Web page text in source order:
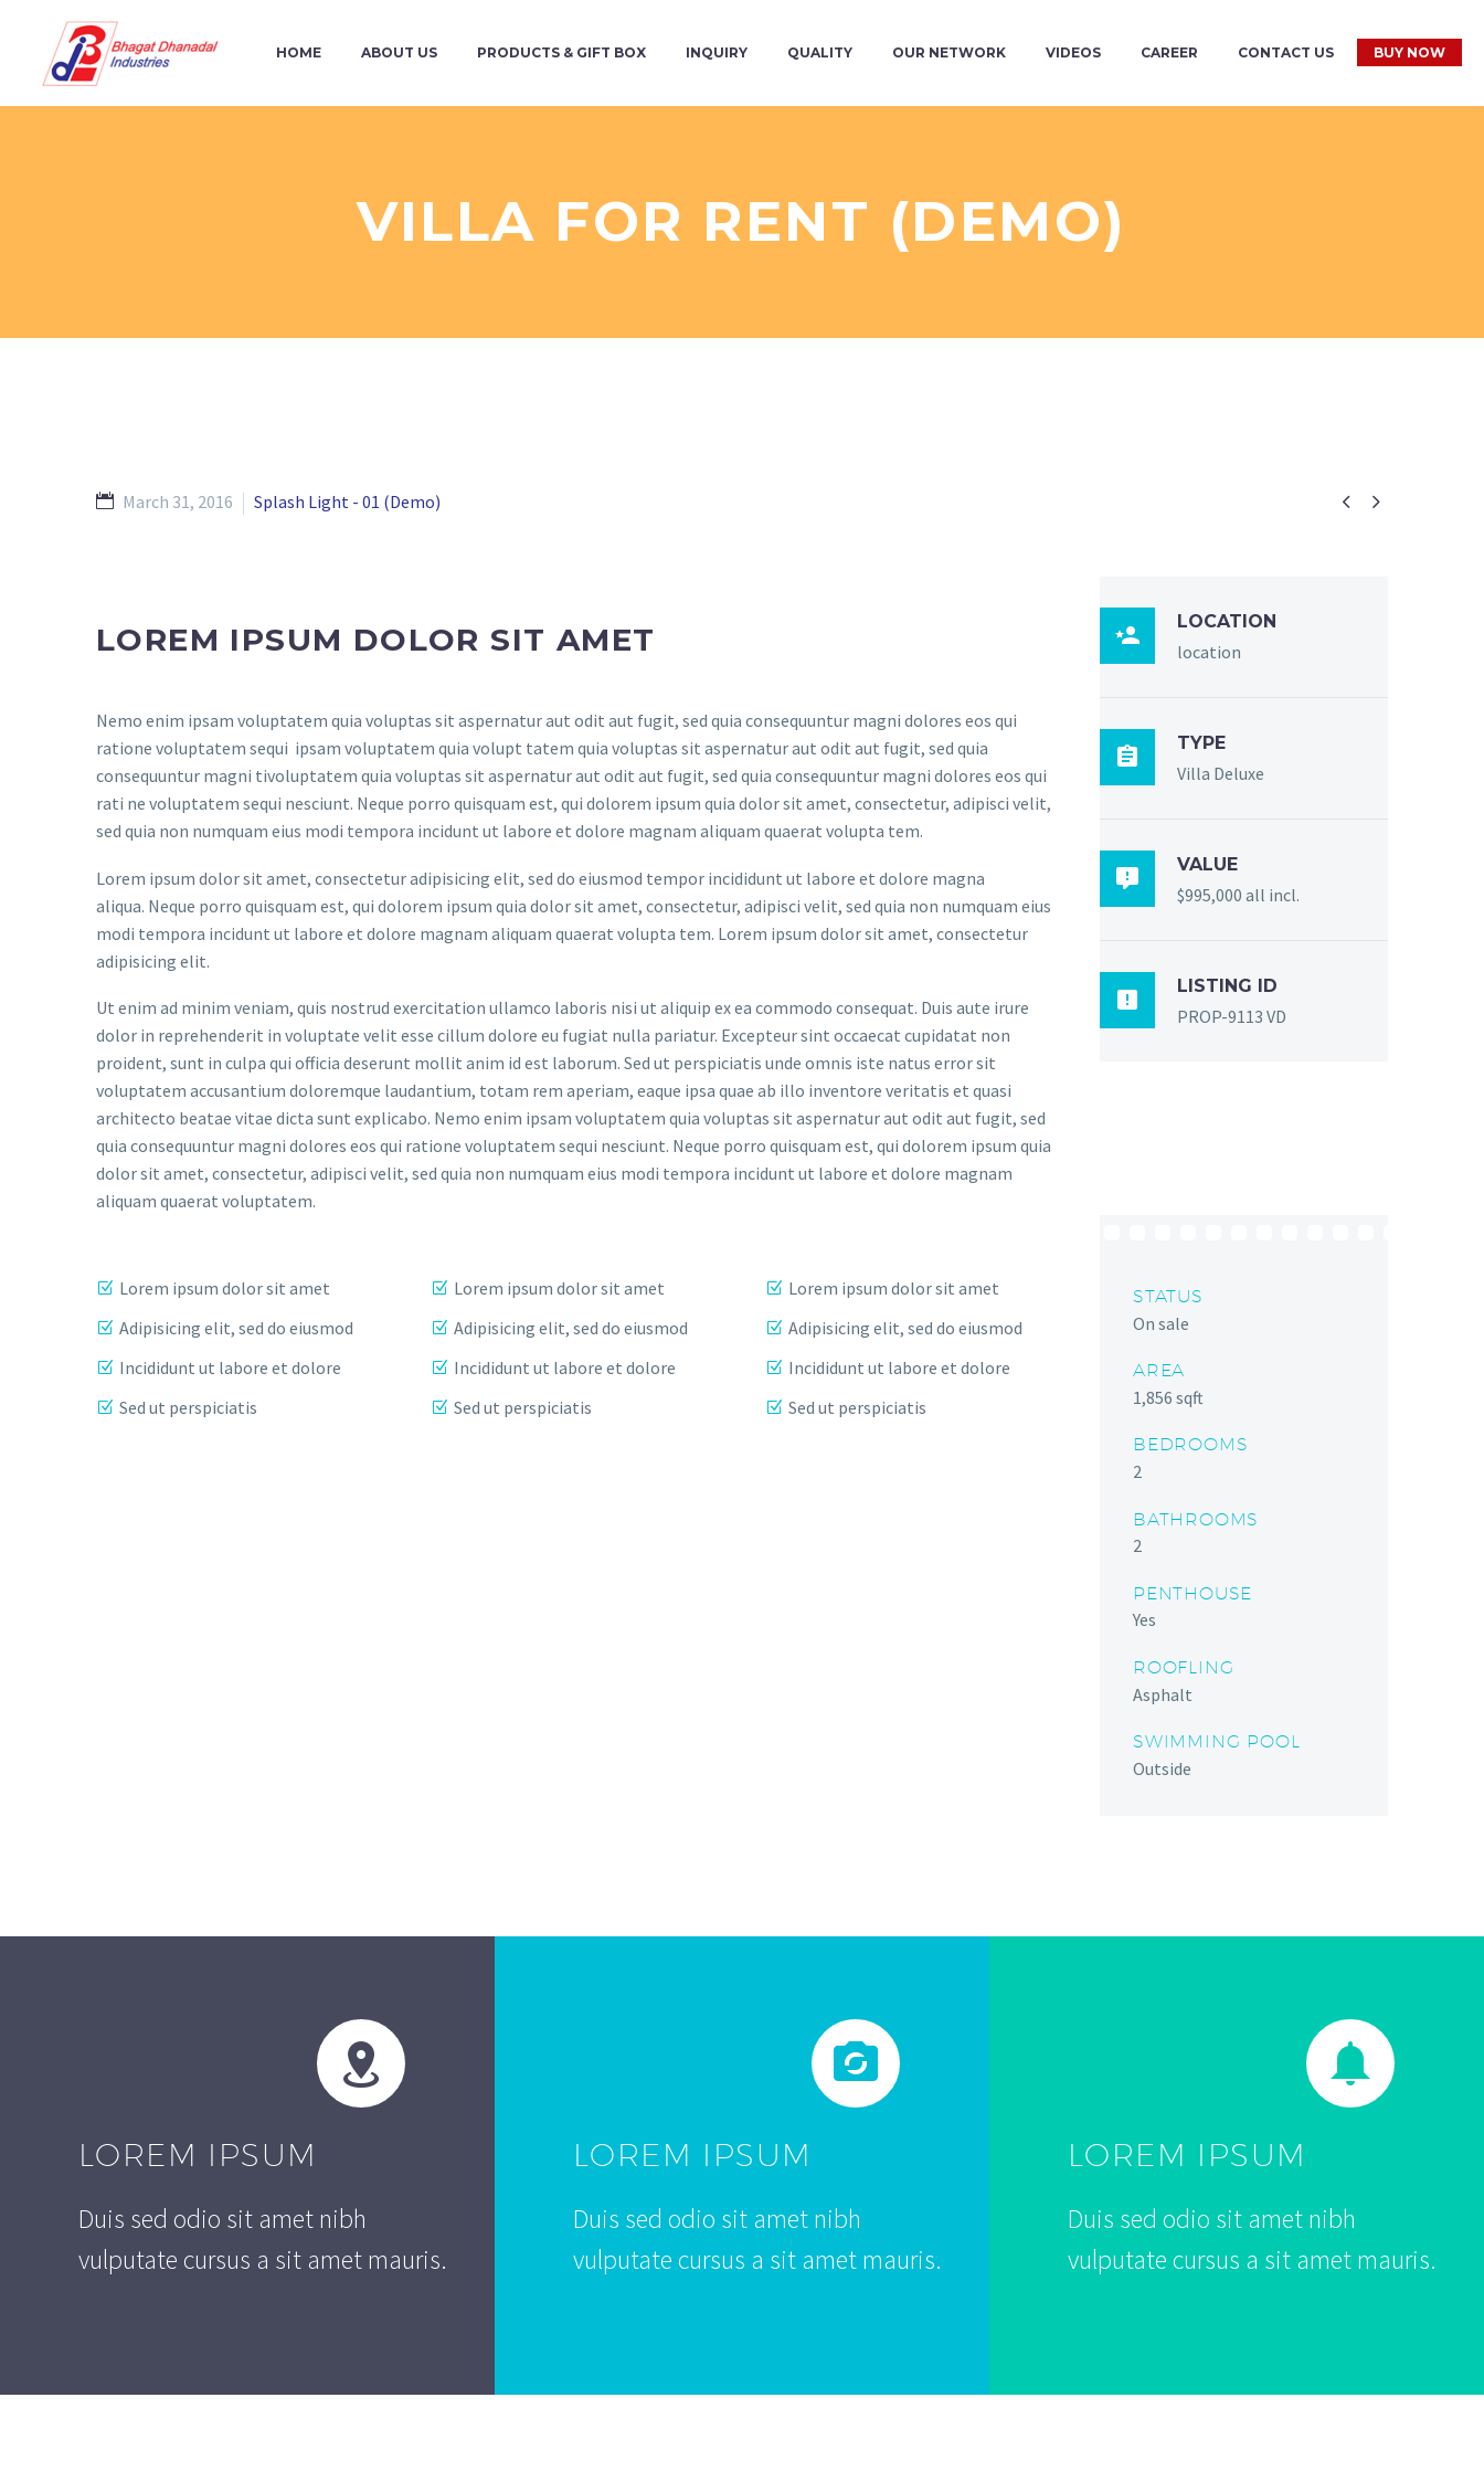
HOME ABOUT US PRODUCTS & GIFT BOX INQUIRY QUALITY OUR NETWORK VIDEOS CAREER CONTACT US BUY NOW
VILLA FOR RENT (DEMO)
 
March 31, 2016 Splash Light - 01 (Demo)
LOREM IPSUM DOLOR SIT AMET
Nemo enim ipsam voluptatem quia voluptas sit aspernatur aut odit aut fugit, sed quia consequuntur magni dolores eos qui
ratione voluptatem sequi ipsam voluptatem quia volupt tatem quia voluptas sit aspernatur aut odit aut fugit, sed quia
consequuntur magni tivoluptatem quia voluptas sit aspernatur aut odit aut fugit, sed quia consequuntur magni dolores eos qui
rati ne voluptatem sequi nesciunt. Neque porro quisquam est, qui dolorem ipsum quia dolor sit amet, consectetur, adipisci velit,
sed quia non numquam eius modi tempora incidunt ut labore et dolore magnam aliquam quaerat volupta tem.
Lorem ipsum dolor sit amet, consectetur adipisicing elit, sed do eiusmod tempor incididunt ut labore et dolore magna
aliqua. Neque porro quisquam est, qui dolorem ipsum quia dolor sit amet, consectetur, adipisci velit, sed quia non numquam eius
modi tempora incidunt ut labore et dolore magnam aliquam quaerat volupta tem. Lorem ipsum dolor sit amet, consectetur
adipisicing elit.
Ut enim ad minim veniam, quis nostrud exercitation ullamco laboris nisi ut aliquip ex ea commodo consequat. Duis aute irure
dolor in reprehenderit in voluptate velit esse cillum dolore eu fugiat nulla pariatur. Excepteur sint occaecat cupidatat non
proident, sunt in culpa qui officia deserunt mollit anim id est laborum. Sed ut perspiciatis unde omnis iste natus error sit
voluptatem accusantium doloremque laudantium, totam rem aperiam, eaque ipsa quae ab illo inventore veritatis et quasi
architecto beatae vitae dicta sunt explicabo. Nemo enim ipsam voluptatem quia voluptas sit aspernatur aut odit aut fugit, sed
quia consequuntur magni dolores eos qui ratione voluptatem sequi nesciunt. Neque porro quisquam est, qui dolorem ipsum quia
dolor sit amet, consectetur, adipisci velit, sed quia non numquam eius modi tempora incidunt ut labore et dolore magnam
aliquam quaerat voluptatem.
Lorem ipsum dolor sit amet
Adipisicing elit, sed do eiusmod
Incididunt ut labore et dolore
Sed ut perspiciatis
Lorem ipsum dolor sit amet
Adipisicing elit, sed do eiusmod
Incididunt ut labore et dolore
Sed ut perspiciatis
Lorem ipsum dolor sit amet
Adipisicing elit, sed do eiusmod
Incididunt ut labore et dolore
Sed ut perspiciatis

LOCATION
location

TYPE
Villa Deluxe

VALUE
$995,000 all incl.

LISTING ID
PROP-9113 VD
STATUS
On sale
AREA
1,856 sqft
BEDROOMS
2
BATHROOMS
2
PENTHOUSE
Yes
ROOFLING
Asphalt
SWIMMING POOL
Outside


LOREM IPSUM
Duis sed odio sit amet nibh
vulputate cursus a sit amet mauris.


LOREM IPSUM
Duis sed odio sit amet nibh
vulputate cursus a sit amet mauris.


LOREM IPSUM
Duis sed odio sit amet nibh
vulputate cursus a sit amet mauris.